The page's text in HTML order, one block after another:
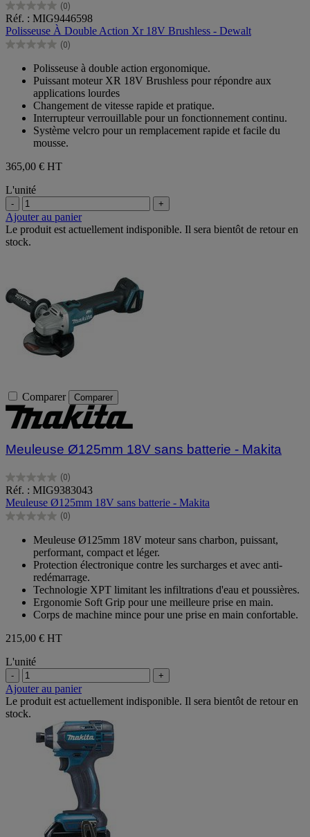
(0)
0.0
sur
5
étoiles.
Réf. : MIG9446598
Polisseuse À Double Action Xr 18V Brushless - Dewalt
(0)
0.0
étoiles.
Polisseuse à double action ergonomique.
Puissant moteur XR 18V Brushless pour répondre aux
applications lourdes
Changement de vitesse rapide et pratique.
Interrupteur verrouillable pour un fonctionnement continu.
Système velcro pour un remplacement rapide et facile du
mousse.
365,00 € HT
L'unité
- +
Ajouter au panier
Le produit est actuellement indisponible. Il sera bientôt de retour en
stock.
Comparer Comparer
Meuleuse Ø125mm 18V sans batterie - Makita
(0)
0.0
sur
5
étoiles.
Réf. : MIG9383043
Meuleuse Ø125mm 18V sans batterie - Makita
(0)
0.0
étoiles.
Meuleuse Ø125mm 18V moteur sans charbon, puissant,
performant, compact et léger.
Protection électronique contre les surcharges et avec anti-
redémarrage.
Technologie XPT limitant les infiltrations d'eau et poussières.
Ergonomie Soft Grip pour une meilleure prise en main.
Corps de machine mince pour une prise en main confortable.
215,00 € HT
L'unité
- +
Ajouter au panier
Le produit est actuellement indisponible. Il sera bientôt de retour en
stock.